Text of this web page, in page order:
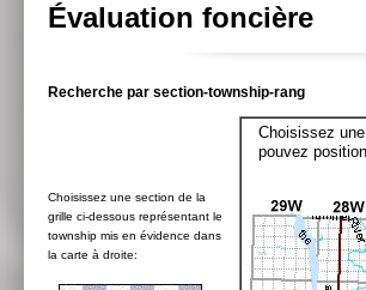
Évaluation foncière
Recherche par section-township-rang
Choisissez une section de la
grille ci-dessous représentant le
township mis en évidence dans
la carte à droite:
Choisissez
pouvez